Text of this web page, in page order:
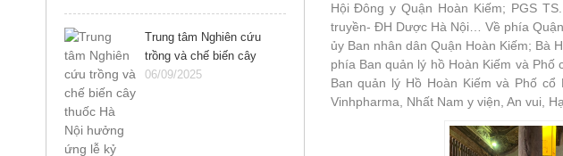
Trung tâm Nghiên cứu
trồng và chế biến cây
thuốc Hà Nội hưởng ứng
06/09/2025
Hội Đông y Quận Hoàn Kiếm; PGS
truyền- ĐH Dược Hà Nội… Về phía
ủy Ban nhân dân Quận Hoàn Kiếm; Bà
phía Ban quản lý hồ Hoàn Kiếm và
Ban quản lý Hồ Hoàn Kiếm và Phố
Vinhpharma, Nhất Nam y viện, An vui,